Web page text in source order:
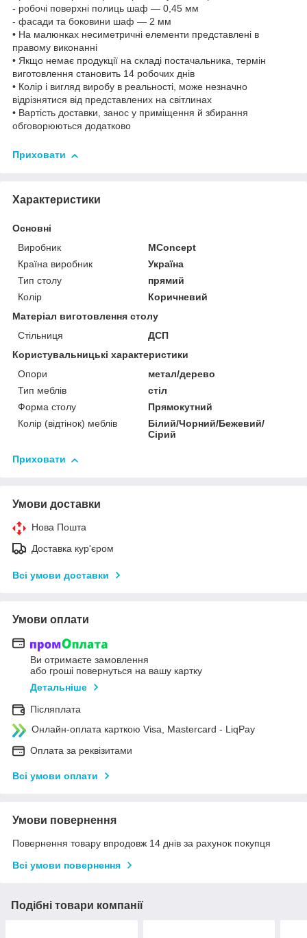
- робочі поверхні полиць шаф — 0,45 мм
- фасади та боковини шаф — 2 мм
• На малюнках несиметричні елементи представлені в
правому виконанні
• Якщо немає продукції на складі постачальника, термін
виготовлення становить 14 робочих днів
• Колір і вигляд виробу в реальності, може незначно
відрізнятися від представлених на світлинах
• Вартість доставки, занос у приміщення й збирання
обговорюються додатково
Приховати
Характеристики
Основні
Виробник
MConcept
Країна виробник
Україна
Тип столу
прямий
Колір
Коричневий
Матеріал виготовлення столу
Стільниця
ДСП
Користувальницькі характеристики
Опори
метал/дерево
Тип меблів
стіл
Форма столу
Прямокутний
Колір (відтінок) меблів
Білий/Чорний/Бежевий/
Сірий
Приховати
Умови доставки
Нова Пошта
Доставка кур'єром
Всі умови доставки
Умови оплати
Ви отримаєте замовлення
або гроші повернуться на вашу картку
Детальніше
Післяплата
Онлайн-оплата карткою Visa, Mastercard - LiqPay
Оплата за реквізитами
Всі умови оплати
Умови повернення
Повернення товару впродовж 14 днів за рахунок покупця
Всі умови повернення
Подібні товари компанії